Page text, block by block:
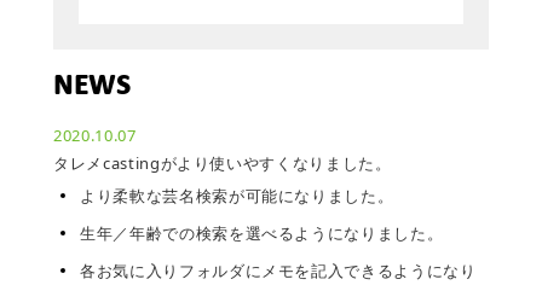
NEWS
2020.10.07
タレメcastingがより使いやすくなりました。
より柔軟な芸名検索が可能になりました。
生年／年齢での検索を選べるようになりました。
各お気に入りフォルダにメモを記入できるようになり